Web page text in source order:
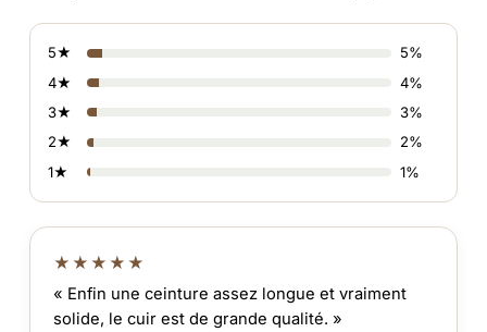
5★
5%
4★
4%
3★
3%
2★
2%
1★
1%
★★★★★
« Enfin une ceinture assez longue et vraiment
solide, le cuir est de grande qualité. »